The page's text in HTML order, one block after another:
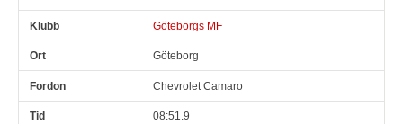
Göteborgs MF
Göteborg
Chevrolet Camaro
08:51.9